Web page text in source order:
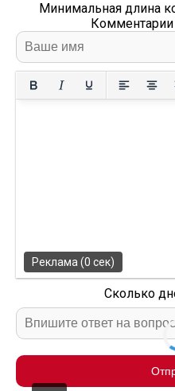
Минимальная длина
Сколько
Реклама (0 сек)